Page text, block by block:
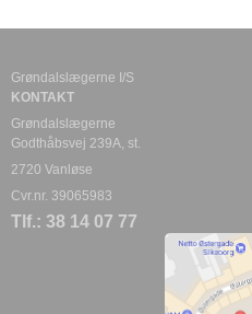
Grøndalslægerne I/S
KONTAKT
Grøndalslægerne
Godthåbsvej 239A, st.
2720 Vanløse
Cvr.nr. 39065983
Tlf.: 38 14 07 77